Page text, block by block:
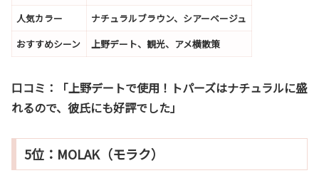
人気カラー
ナチュラルブラウン、シアーベージュ
おすすめシーン
上野デート、観光、アメ横散策
口コミ：
「上野デートで使用！トパーズはナチュラルに盛
れるので、彼氏にも好評でした」
5位：MOLAK（モラク）